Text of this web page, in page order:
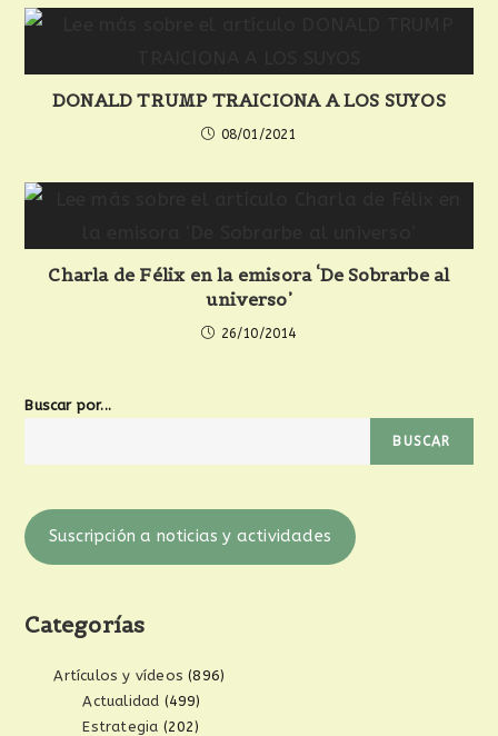
DONALD TRUMP TRAICIONA A LOS SUYOS
08/01/2021
Charla de Félix en la emisora ‘De Sobrarbe al
universo’
26/10/2014
Buscar por...
BUSCAR
Suscripción a noticias y actividades
Categorías
Artículos y vídeos (896)
Actualidad (499)
Estrategia (202)